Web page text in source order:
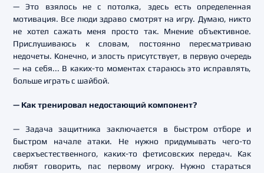
— Это взялось не с потолка, здесь есть определенная
мотивация. Все люди здраво смотрят на игру. Думаю, никто
не хотел сажать меня просто так. Мнение объективное.
Прислушиваюсь к словам, постоянно пересматриваю
недочеты. Конечно, и злость присутствует, в первую очередь
— на себя... В каких-то моментах стараюсь это исправлять,
больше играть с шайбой.
— Как тренировал недостающий компонент?
— Задача защитника заключается в быстром отборе и
быстром начале атаки. Не нужно придумывать чего-то
сверхъестественного, каких-то фетисовских передач. Как
любят говорить, пас первому игроку. Нужно стараться